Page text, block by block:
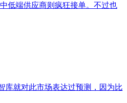
低端供应商则疯狂接单。不过也
库就对此市场表达过预测，因为比